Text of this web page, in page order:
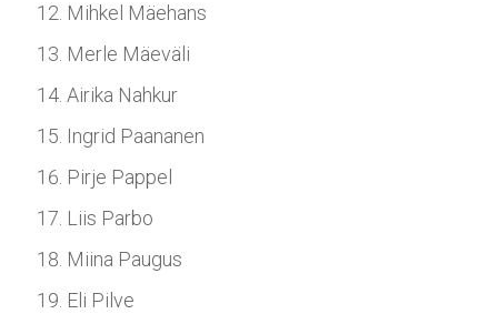
Mihkel Mäehans
Merle Mäeväli
Airika Nahkur
Ingrid Paananen
Pirje Pappel
Liis Parbo
Miina Paugus
Eli Pilve